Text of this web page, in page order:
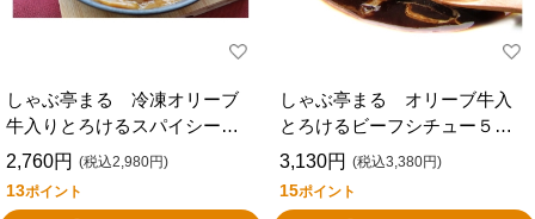
しゃぶ亭まる 冷凍オリーブ
牛入りとろけるスパイシーカ
レー５食
2,760円 (税込2,980円)
13ポイント
しゃぶ亭まる オリーブ牛入
とろけるビーフシチュー５食
セット
3,130円 (税込3,380円)
15ポイント